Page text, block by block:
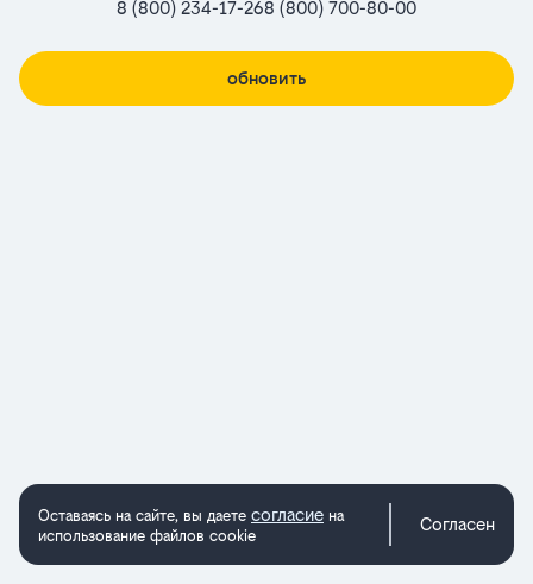
8 (800) 234-17-268 (800) 700-80-00
обновить
Оставаясь на сайте, вы даете согласие на
использование файлов cookie
Согласен